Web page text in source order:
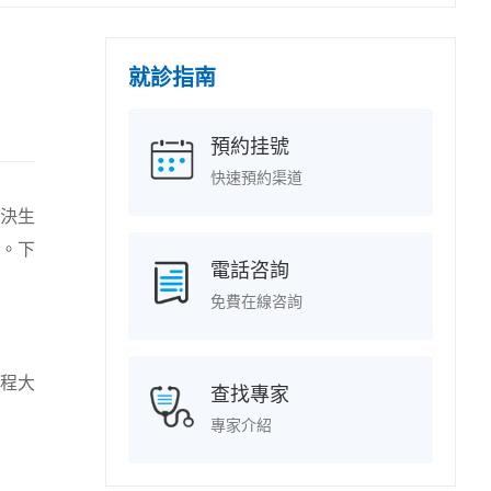
生
下
大
就診指南
預約挂號
快速預約渠道
電話咨詢
免費在線咨詢
查找專家
專家介紹